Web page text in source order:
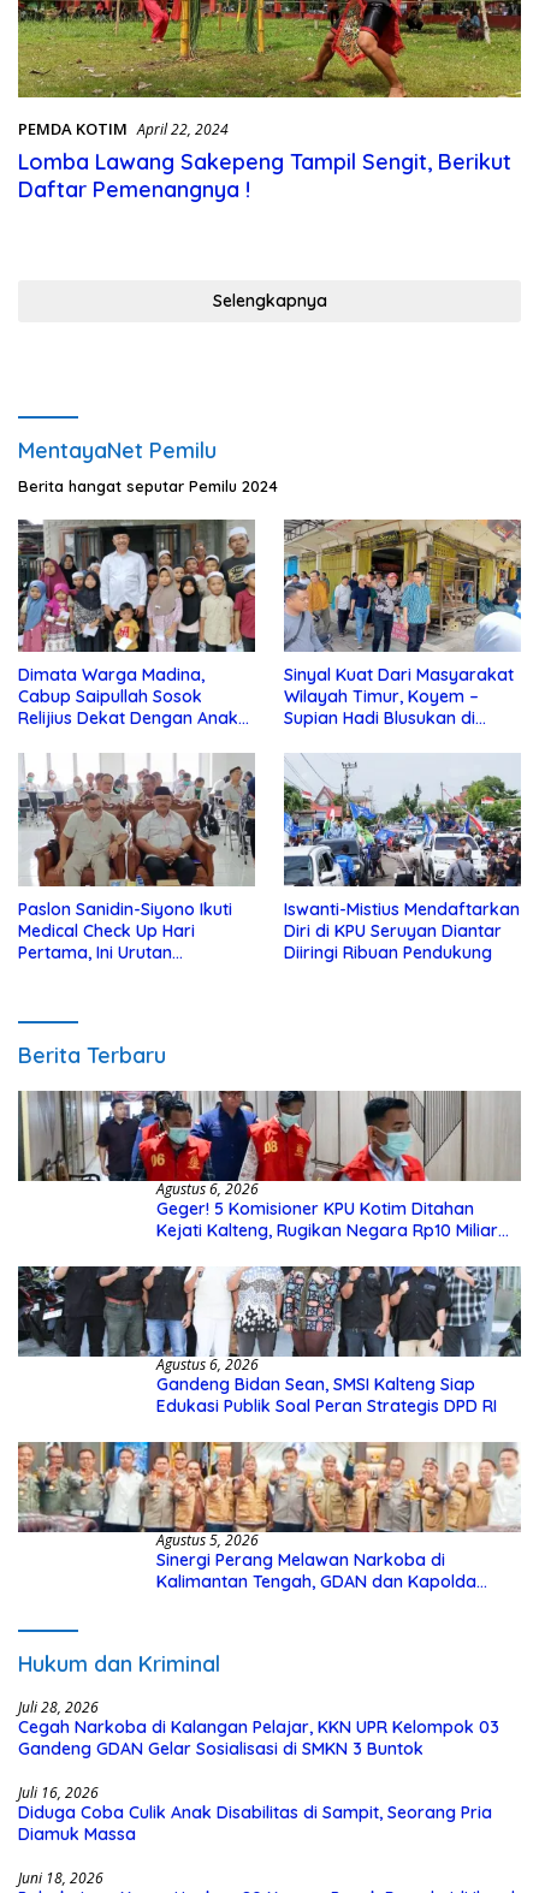
PEMDA KOTIM April 22, 2024
Lomba Lawang Sakepeng Tampil Sengit, Berikut
Daftar Pemenangnya !
Selengkapnya
MentayaNet Pemilu
Berita hangat seputar Pemilu 2024
Dimata Warga Madina,
Cabup Saipullah Sosok
Relijius Dekat Dengan Anak
Sinyal Kuat Dari Masyarakat
Wilayah Timur, Koyem –
Supian Hadi Blusukan di
Paslon Sanidin-Siyono Ikuti
Medical Check Up Hari
Pertama, Ini Urutan
Iswanti-Mistius Mendaftarkan
Diri di KPU Seruyan Diantar
Diiringi Ribuan Pendukung
Berita Terbaru
Agustus 6, 2026
Geger! 5 Komisioner KPU Kotim Ditahan
Kejati Kalteng, Rugikan Negara Rp10 Miliar
Agustus 6, 2026
Gandeng Bidan Sean, SMSI Kalteng Siap
Edukasi Publik Soal Peran Strategis DPD RI
Agustus 5, 2026
Sinergi Perang Melawan Narkoba di
Kalimantan Tengah, GDAN dan Kapolda
Hukum dan Kriminal
Juli 28, 2026
Cegah Narkoba di Kalangan Pelajar, KKN UPR Kelompok 03
Gandeng GDAN Gelar Sosialisasi di SMKN 3 Buntok
Juli 16, 2026
Diduga Coba Culik Anak Disabilitas di Sampit, Seorang Pria
Diamuk Massa
Juni 18, 2026